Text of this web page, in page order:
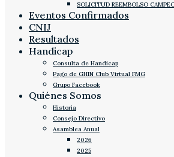
SOLICITUD REEMBOLSO
Eventos Confirmados
CNIJ
Resultados
Handicap
Consulta de Handicap
Pago de GHIN Club Virtual FMG
Grupo Facebook
Quiénes Somos
Historia
Consejo Directivo
Asamblea Anual
2026
2025